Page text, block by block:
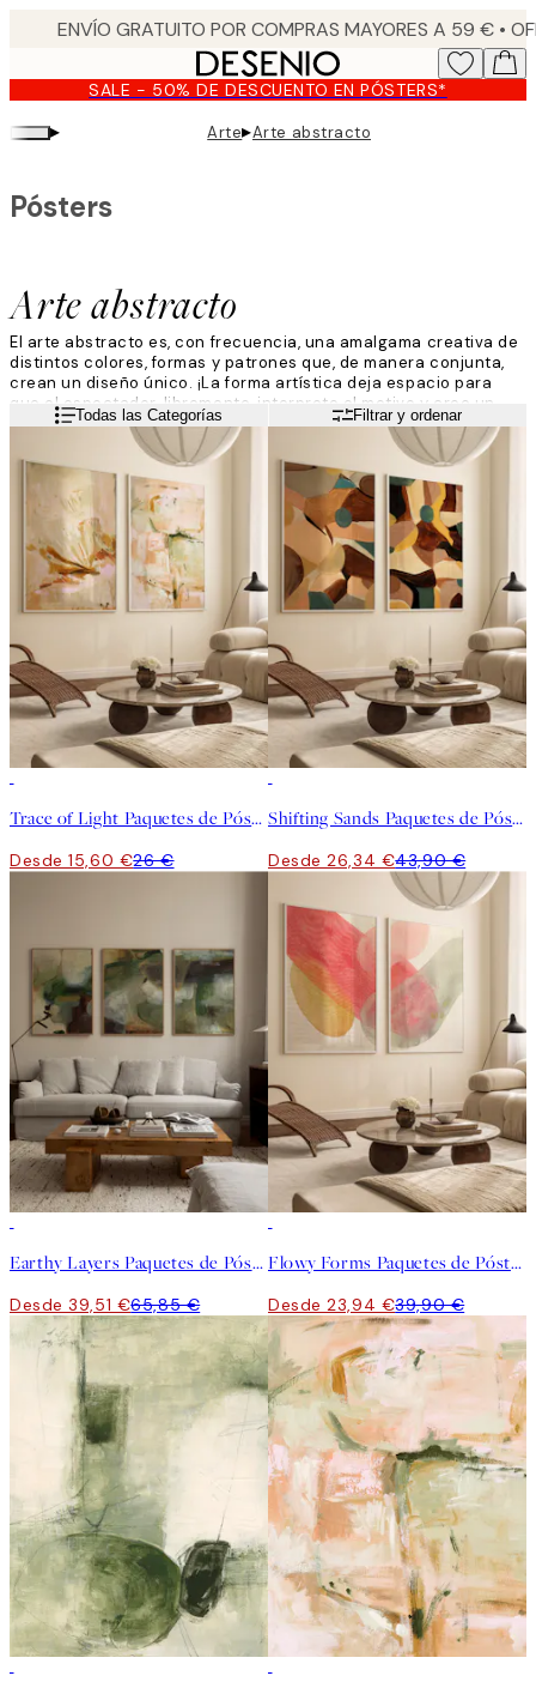
content.SALE - 50% DE DESCUENTO EN PÓSTERS*
▸ Arte▸Arte abstracto
Arte abstracto
Pósters
El arte abstracto es, con frecuencia, una amalgama creativa de
distintos colores, formas y patrones que, de manera conjunta,
crean un diseño único. ¡La forma artística deja espacio para
que el espectador, libremente, interprete el motivo y cree un
atractivo reclamo en tu hogar con cuadros abstractos!
Leer másTodas las Categorías Filtrar y ordenar
Trace of Light Paquetes de Pósters
Desde 15,60 €26 €
Shifting Sands Paquetes de Pósters
Desde 26,34 €43,90 €
Earthy Layers Paquetes de Pósters
Desde 39,51 €65,85 €
Flowy Forms Paquetes de Pósters
Desde 23,94 €39,90 €